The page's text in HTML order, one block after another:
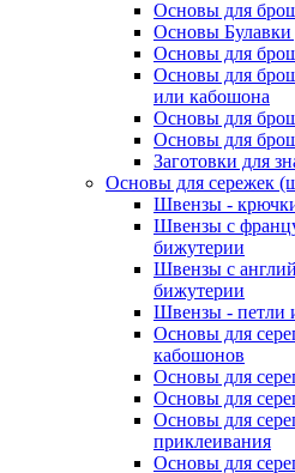
Основы для
Основы Булавки
Основы для
Основы для
или кабошона
Основы для
Основы для
Заготовки для
Основы для сережек
Швензы -
Швензы с
бижутерии
Швензы с
бижутерии
Швензы - петли
Основы для
кабошонов
Основы для
Основы для
Основы для
приклеивания
Основы для